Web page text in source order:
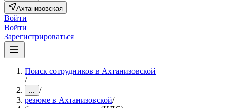
Ахтанизовская
Войти
Войти
Зарегистрироваться
Поиск сотрудников в Ахтанизовской
/
... /
резюме в Ахтанизовской/